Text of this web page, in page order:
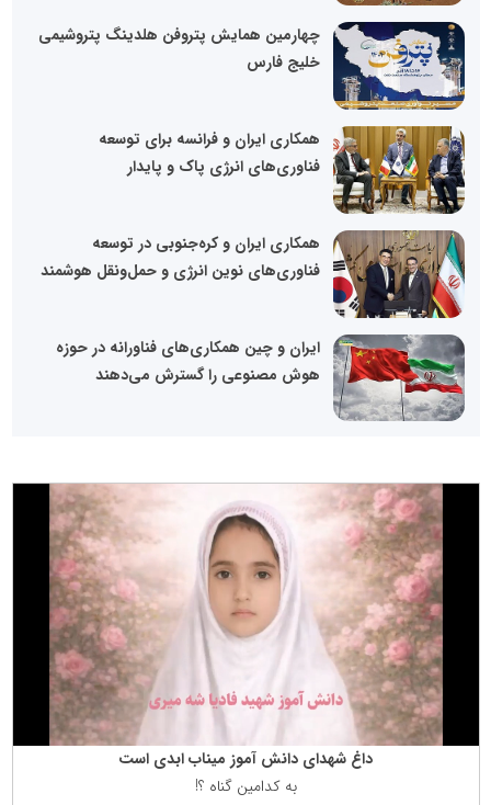
چهارمین همایش پتروفن هلدینگ پتروشیمی
خلیج فارس
همکاری ایران و فرانسه برای توسعه
فناوری‌های انرژی پاک و پایدار
همکاری ایران و کره‌جنوبی در توسعه
فناوری‌های نوین انرژی و حمل‌ونقل هوشمند
ایران و چین همکاری‌های فناورانه در حوزه
هوش مصنوعی را گسترش می‌دهند
داغ شهدای دانش آموز میناب ابدی است
به كدامین گناه ؟!